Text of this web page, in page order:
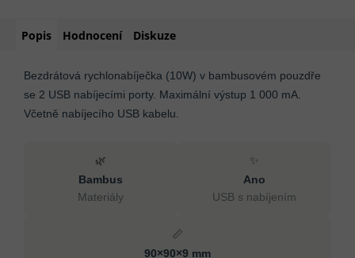
Popis Hodnocení Diskuze
Bezdrátová rychlonabíječka (10W) v bambusovém pouzdře
se 2 USB nabíjecími porty. Maximální výstup 1 000 mA.
Včetně nabíjecího USB kabelu.
🌿
Bambus
Materiály
✨
Ano
USB s nabíjením
📏
90×90×9 mm